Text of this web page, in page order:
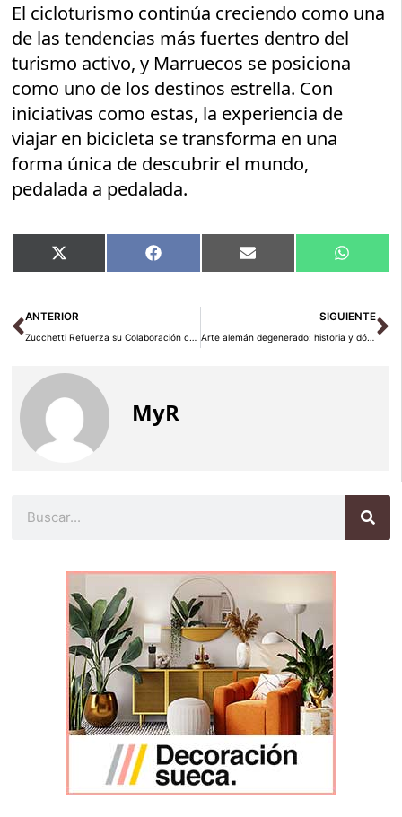
El cicloturismo continúa creciendo como una
de las tendencias más fuertes dentro del
turismo activo, y Marruecos se posiciona
como uno de los destinos estrella. Con
iniciativas como estas, la experiencia de
viajar en bicicleta se transforma en una
forma única de descubrir el mundo,
pedalada a pedalada.
Compartir
en
X
(Twitter)
Compartir
en
Facebook Compartir
en
Email
en
Ant
ANTERIOR
Zucchetti Refuerza su Colaboración con SiteMinder para Potenciar el Negocio Hotelero
SIGUIENTE
Arte alemán degenerado: historia y dónde verlo en Londres
MyR